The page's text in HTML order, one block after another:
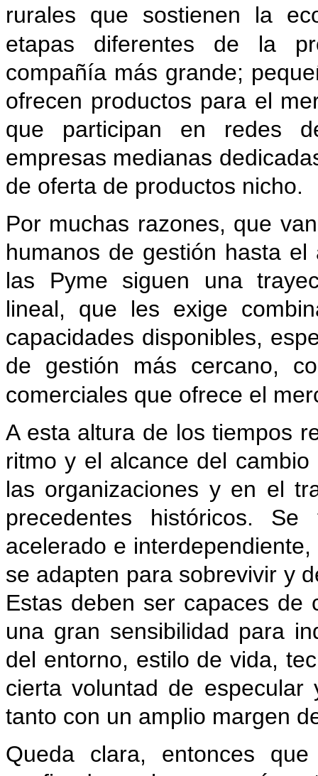
rurales que
sostienen la
etapas diferentes de la
compañía más grande;
ofrecen productos para el
que participan en redes
empresas medianas
de oferta de productos nicho.
Por muchas razones, que
humanos de gestión hasta
las Pyme siguen una
lineal, que les exige
capacidades disponibles,
de gestión más cercano,
comerciales que ofrece el
A esta altura de los tiempos
ritmo y el alcance del
las organizaciones y en el
precedentes históricos.
acelerado e
se adapten para sobrevivir y
Estas deben ser capaces de
una gran sensibilidad para
del entorno, estilo de vida,
cierta voluntad de
tanto con un amplio margen
Queda clara, entonces